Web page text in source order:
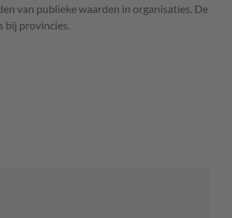
van publieke waarden in organisaties. De
bij provincies.